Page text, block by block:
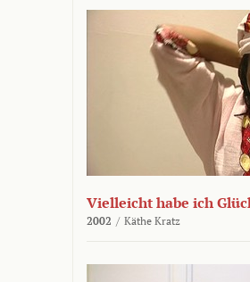
Vielleicht habe ich
2002 / Käthe Kratz